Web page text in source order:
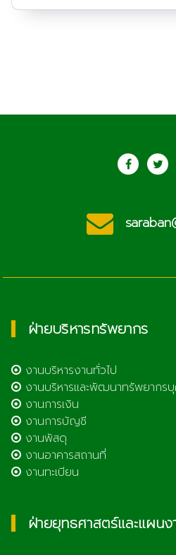
ฝ่ายบริหารทรัพยากร
งานบริหารงานทั่วไป
งานบริหารและพัฒนาทรัพยากร
งานการเงิน
งานการบัญชี
งานพัสดุ
งานอาคารสถานที่
งานทะเบียน
ฝ่ายยุทธศาสตร์และแผนง